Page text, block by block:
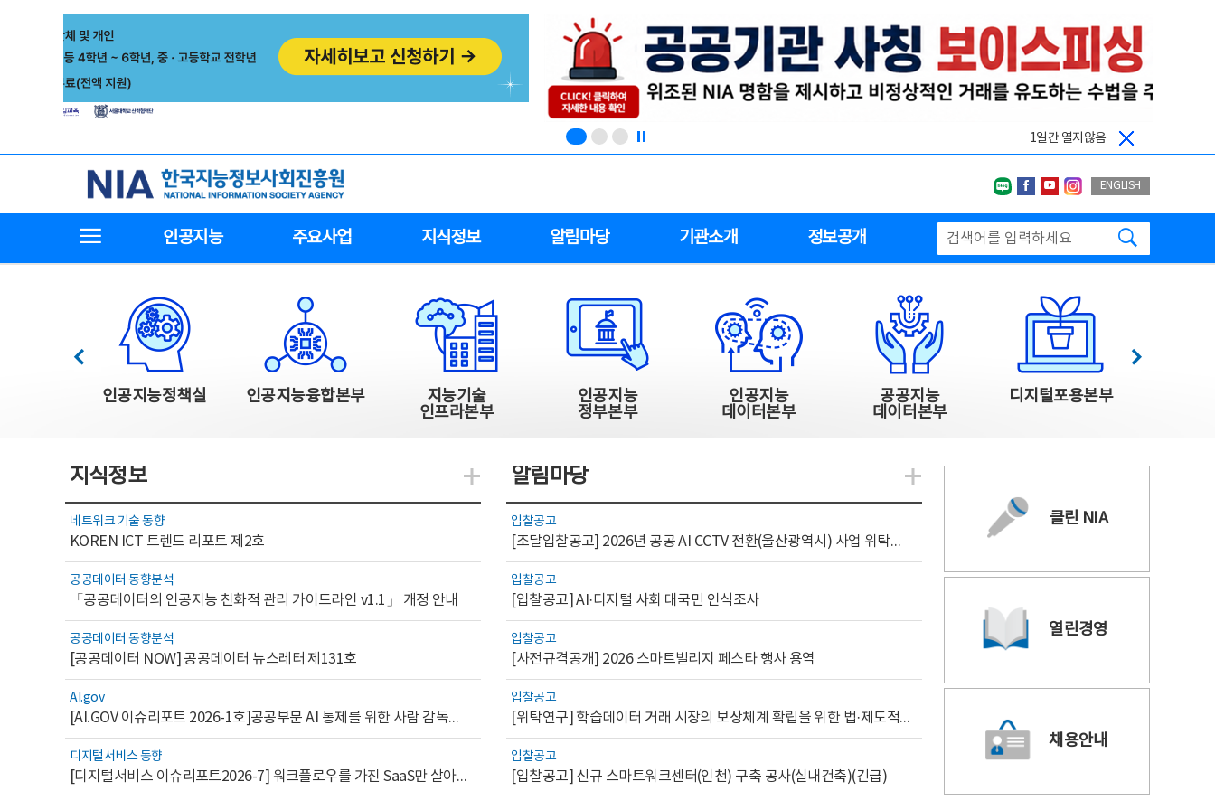
1일간 열지않음
한국지능정보사회진흥원
네이버블로그
페이스북
유투브인스타그랩
ENGLISH
인공지능 주요사업 지식정보 알림마당 기관소개 정보공개
한국지능정보사회진흥원 주요사업
인공지능정책실 인공지능융합본부
지능기술
인프라본부
인공지능
정부본부
인공지능
데이터본부
공공지능
데이터본부
디지털포용본부
이전 다음
지식정보
네트워크 기술 동향
KOREN ICT 트렌드 리포트 제2호
공공데이터 동향분석
「공공데이터의 인공지능 친화적 관리 가이드라인 v1.1」 개정 안내
공공데이터 동향분석
[공공데이터 NOW] 공공데이터 뉴스레터 제131호
AI.gov
[AI.GOV 이슈리포트 2026-1호]공공부문 AI 통제를 위한 사람 감독의 해외 사례 분석 및 시사점
디지털서비스 동향
[디지털서비스 이슈리포트2026-7] 워크플로우를 가진 SaaS만 살아남는다
지식관련 더보기
알림마당
입찰공고
[조달입찰공고] 2026년 공공 AI CCTV 전환(울산광역시) 사업 위탁감리
입찰공고
[입찰공고] AI·디지털 사회 대국민 인식조사
입찰공고
[사전규격공개] 2026 스마트빌리지 페스타 행사 용역
입찰공고
[위탁연구] 학습데이터 거래 시장의 보상체계 확립을 위한 법·제도적 검토 방안 연구
입찰공고
[입찰공고] 신규 스마트워크센터(인천) 구축 공사(실내건축)(긴급)
알림관련 더보기
클린 NIA
열린경영
채용안내